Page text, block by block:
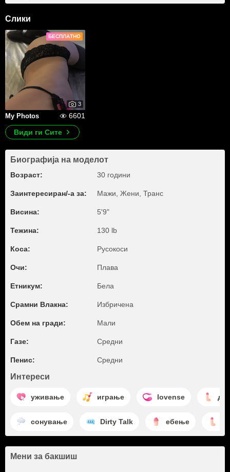
Слики
БЕСПЛАТНО
3
My Photos
6601
Види ги Сите
Биографија на моделот
Возраст: 30 години
Заинтересиран/-а за: Мажи, Жени, Транс
Висина: 5'9"
Тежина: 130 lb
Коса: Русокоси
Очи: Плава
Етникум: Бела
Срамни Влакна: Избричена
Обем на гради: Мали
Газе: Средни
Пенис: Средни
Интереси
уживање играње lovense
сонување Dirty Talk ебење
Мени за бакшиш